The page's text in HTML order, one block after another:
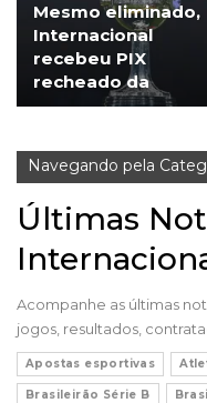
Mesmo eliminado,
Internacional
recebeu PIX
recheado da
Conmebol
Navegando pela
Últimas
Acompanhe as últimas
jogos, resultados,
Apostas esportivas
Brasileirão Série B